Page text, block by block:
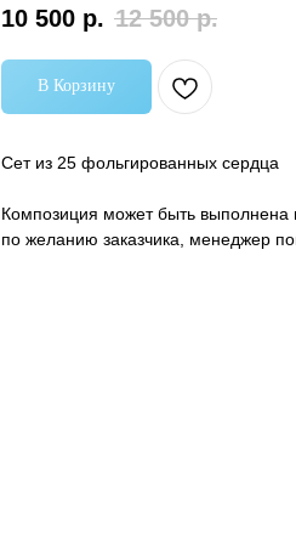
10 500 р. 12 500 р.
В Корзину
Сет из 25 фольгированных сердца
Композиция может быть
по желанию заказчика, менеджер